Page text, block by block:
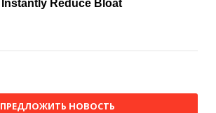
ПРЕДЛОЖИТЬ НОВОСТЬ